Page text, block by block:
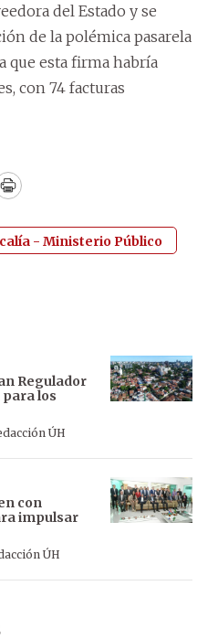
del Estado y se
de la polémica pasarela
que esta firma habría
con 74 facturas
Print
- Ministerio Público
Regulador
los
ÚH
con
impulsar
ÚH